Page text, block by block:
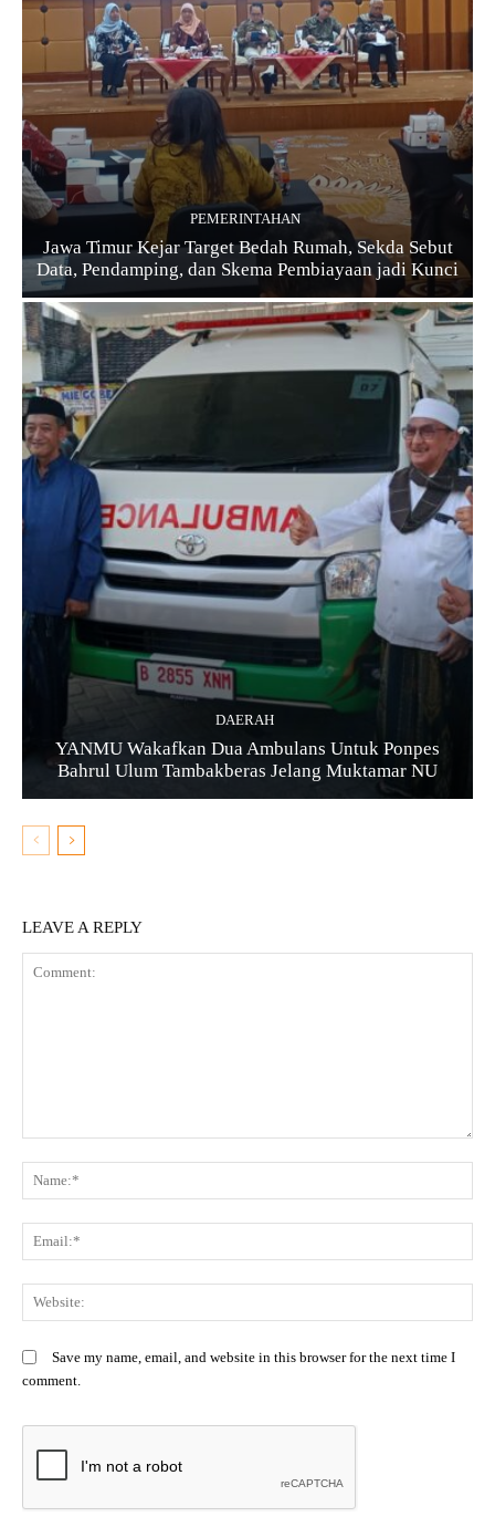
PEMERINTAHAN
Jawa Timur Kejar Target Bedah Rumah, Sekda Sebut
Data, Pendamping, dan Skema Pembiayaan jadi Kunci
DAERAH
YANMU Wakafkan Dua Ambulans Untuk Ponpes
Bahrul Ulum Tambakberas Jelang Muktamar NU
LEAVE A REPLY
Save my name, email, and website in this browser for the next time I
comment.